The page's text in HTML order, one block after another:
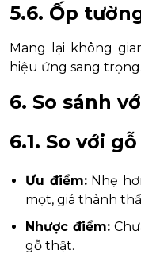
5.6. Ốp
Mang lại không
hiệu ứng sang trọng.
6. So sánh
6.1. So với
Ưu điểm:Nhẹ
mọt, giá thành
Nhược điểm:
gỗ thật.